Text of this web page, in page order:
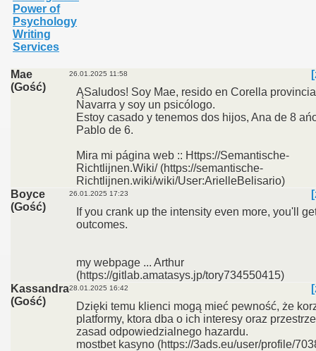
Power of
Psychology
Writing
Services
Mae
(Gość)
26.01.2025 11:58
ĄSaludos! Soy Mae, resido en Corella
Navarra y soy un psicólogo.
Estoy casado y tenemos dos hijos, Ana de 8
Pablo de 6.
Mira mi página web :: Https://Semantische-
Richtlijnen.Wiki/ (https://semantische-
Richtlijnen.wiki/wiki/User:ArielleBelisario)
Boyce
(Gość)
26.01.2025 17:23
If you crank up the intensity even more, you'll
outcomes.
my webpage ... Arthur
(https://gitlab.amatasys.jp/tory734550415)
Kassandra
(Gość)
28.01.2025 16:42
Dzięki temu klienci mogą mieć pewność, że
platformy, ktora dba o ich interesy oraz
zasad odpowiedzialnego hazardu.
mostbet kasyno (https://3ads.eu/user/profile/